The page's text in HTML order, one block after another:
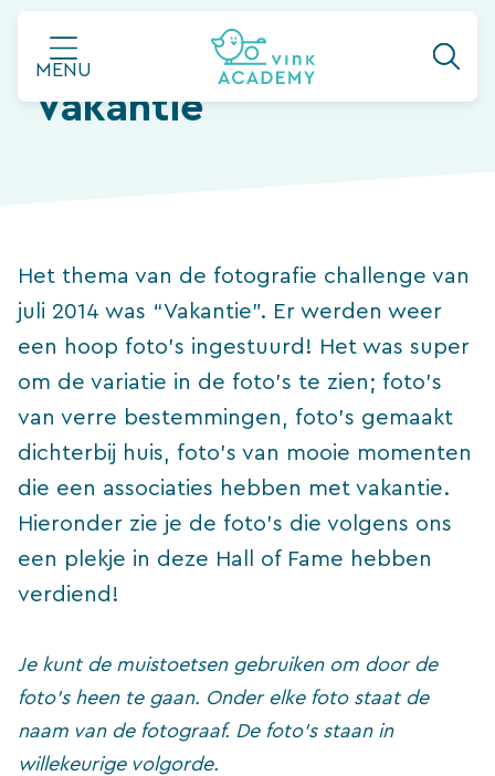
naar
de
inhoud
MENU
Hall of Fame:
Vakantie
Het thema van de fotografie challenge van
juli 2014 was “Vakantie”. Er werden weer
een hoop foto’s ingestuurd! Het was super
om de variatie in de foto’s te zien; foto’s
van verre bestemmingen, foto’s gemaakt
dichterbij huis, foto’s van mooie momenten
die een associaties hebben met vakantie.
Hieronder zie je de foto’s die volgens ons
een plekje in deze Hall of Fame hebben
verdiend!
Je kunt de muistoetsen gebruiken om door de
foto’s heen te gaan. Onder elke foto staat de
naam van de fotograaf. De foto’s staan in
willekeurige volgorde.